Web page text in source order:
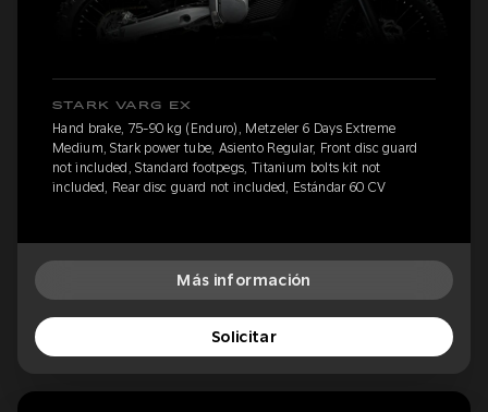
STARK VARG EX
Hand brake, 75-90 kg (Enduro), Metzeler 6 Days Extreme
Medium, Stark power tube, Asiento Regular, Front disc guard
not included, Standard footpegs, Titanium bolts kit not
included, Rear disc guard not included, Estándar 60 CV
Más información
Solicitar